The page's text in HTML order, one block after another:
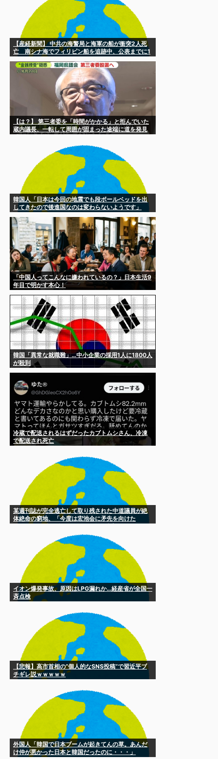
【産経新聞】 中共の海警局と海軍の船が衝突2人死
亡 南シナ海でフィリピン船を追跡中、公表までに1
【は？】 第三者委を「時間がかかる」と拒んでいた
蔵内議長、一転して周囲が固まった途端に道を発見
韓国人「日本は今回の地震でも段ボールベッドを出
してきたので後進国なのは変わらないようです」
「中国人ってこんなに嫌われているの？」日本生活9
年目で明かす本心！
韓国「異常な就職難」…中小企業の採用1人に1800人
が殺到
冷蔵で配送されるはずだったカブトムシさん、冷凍
で配送され死亡
某週刊誌が完全逃亡して取り残された中道議員が絶
体絶命の窮地、「今度は宏池会に矛先を向けた
イオン爆発事故、原因はLPG漏れか…経産省が全国一
斉点検
【悲報】高市首相の“個人的なSNS投稿”で習近平ブ
チギレ説ｗｗｗｗｗ
外国人「韓国で日本ブームが起きてんの草。あんだ
け仲が悪かった日本と韓国だったのに・・・」